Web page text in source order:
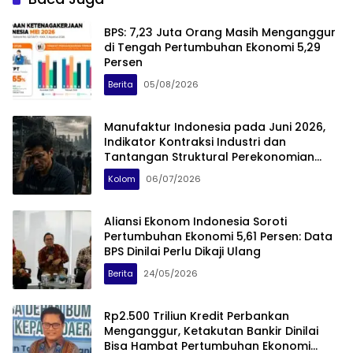
BPS: 7,23 Juta Orang Masih Menganggur
di Tengah Pertumbuhan Ekonomi 5,29
Persen
Berita 05/08/2026
Manufaktur Indonesia pada Juni 2026,
Indikator Kontraksi Industri dan
Tantangan Struktural Perekonomian
Nasional
Kolom 06/07/2026
Aliansi Ekonom Indonesia Soroti
Pertumbuhan Ekonomi 5,61 Persen: Data
BPS Dinilai Perlu Dikaji Ulang
Berita 24/05/2026
Rp2.500 Triliun Kredit Perbankan
Menganggur, Ketakutan Bankir Dinilai
Bisa Hambat Pertumbuhan Ekonomi